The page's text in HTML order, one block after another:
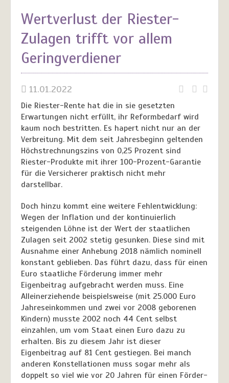
Wertverlust der Riester-
Zulagen trifft vor allem
Geringverdiener
11.01.2022
Die Riester-Rente hat die in sie gesetzten
Erwartungen nicht erfüllt, ihr Reformbedarf wird
kaum noch bestritten. Es hapert nicht nur an der
Verbreitung. Mit dem seit Jahresbeginn geltenden
Höchstrechnungszins von 0,25 Prozent sind
Riester-Produkte mit ihrer 100-Prozent-Garantie
für die Versicherer praktisch nicht mehr
darstellbar.
Doch hinzu kommt eine weitere Fehlentwicklung:
Wegen der Inflation und der kontinuierlich
steigenden Löhne ist der Wert der staatlichen
Zulagen seit 2002 stetig gesunken. Diese sind mit
Ausnahme einer Anhebung 2018 nämlich nominell
konstant geblieben. Das führt dazu, dass für einen
Euro staatliche Förderung immer mehr
Eigenbeitrag aufgebracht werden muss. Eine
Alleinerziehende beispielsweise (mit 25.000 Euro
Jahreseinkommen und zwei vor 2008 geborenen
Kindern) musste 2002 noch 44 Cent selbst
einzahlen, um vom Staat einen Euro dazu zu
erhalten. Bis zu diesem Jahr ist dieser
Eigenbeitrag auf 81 Cent gestiegen. Bei manch
anderen Konstellationen muss sogar mehr als
doppelt so viel wie vor 20 Jahren für einen Förder-